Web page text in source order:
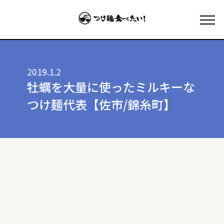
2019.1.2
牡蠣を大量に使ったミルキーな
つけ麺代表【佐市/錦糸町】